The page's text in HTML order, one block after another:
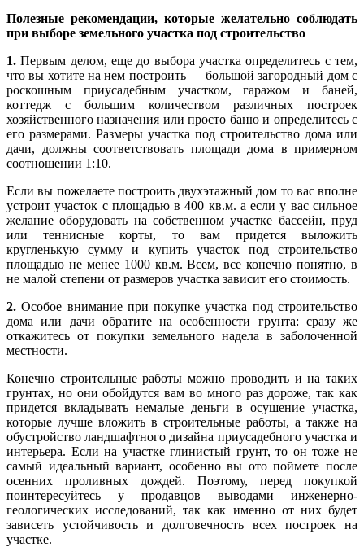
Полезные рекомендации, которые желательно соблюдать
при выборе земельного участка под строительство
1. Первым делом, еще до выбора участка определитесь с тем,
что вы хотите на нем построить — большой загородный дом с
роскошным приусадебным участком, гаражом и баней,
коттедж с большим количеством различных построек
хозяйственного назначения или просто баню и определитесь с
его размерами. Размеры участка под строительство дома или
дачи, должны соответствовать площади дома в примерном
соотношении 1:10.
Если вы пожелаете построить двухэтажный дом то вас вполне
устроит участок с площадью в 400 кв.м. а если у вас сильное
желание оборудовать на собственном участке бассейн, пруд
или теннисные корты, то вам придется выложить
кругленькую сумму и купить участок под строительство
площадью не менее 1000 кв.м. Всем, все конечно понятно, в
не малой степени от размеров участка зависит его стоимость.
2. Особое внимание при покупке участка под строительство
дома или дачи обратите на особенности грунта: сразу же
откажитесь от покупки земельного надела в заболоченной
местности.
Конечно строительные работы можно проводить и на таких
грунтах, но они обойдутся вам во много раз дороже, так как
придется вкладывать немалые деньги в осушение участка,
которые лучше вложить в строительные работы, а также на
обустройство ландшафтного дизайна приусадебного участка и
интерьера. Если на участке глинистый грунт, то он тоже не
самый идеальный вариант, особенно вы ото поймете после
осенних проливных дождей. Поэтому, перед покупкой
поинтересуйтесь у продавцов выводами инженерно-
геологических исследований, так как именно от них будет
зависеть устойчивость и долговечность всех построек на
участке.